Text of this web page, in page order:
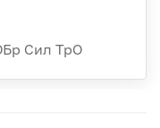
Сил ТрО